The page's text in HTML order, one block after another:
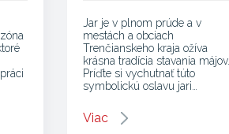
Jar je v plnom prúde a v
mestách a obciach
Trenčianskeho kraja ožíva
krásna tradícia stavania májov.
Príďte si vychutnať túto
symbolickú oslavu jari…
Viac